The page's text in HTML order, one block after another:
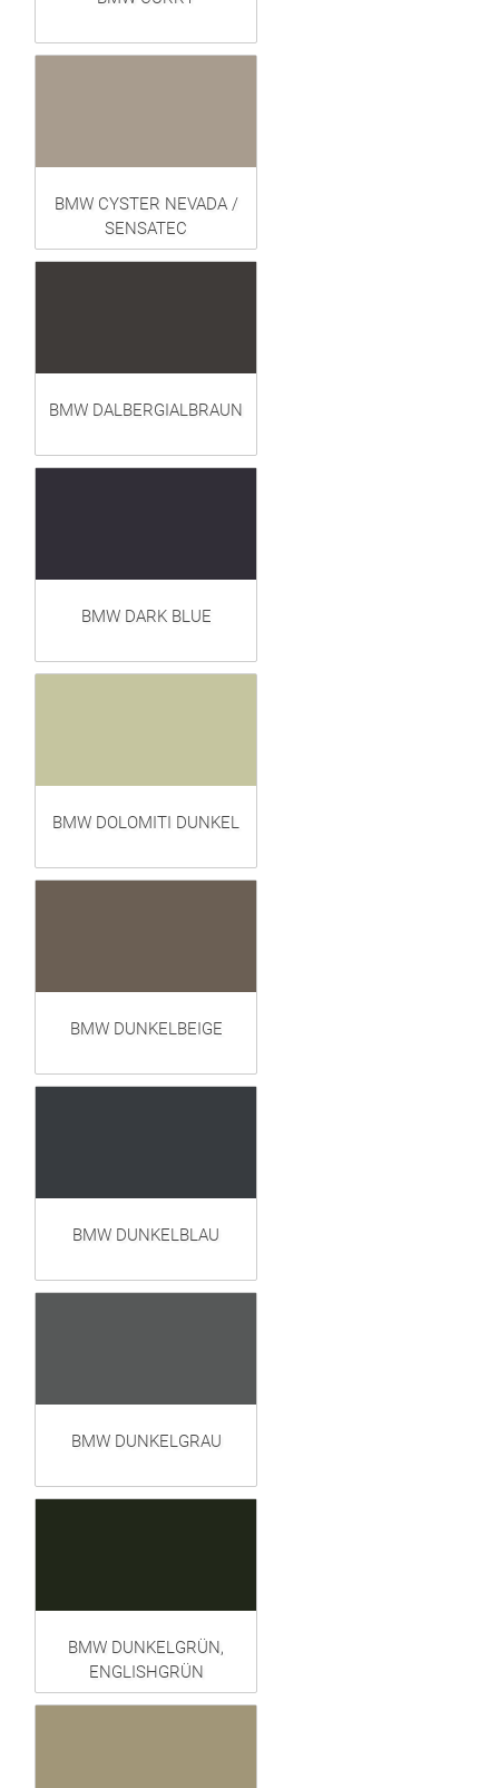
BMW CYSTER NEVADA /
SENSATEC
BMW DALBERGIALBRAUN
BMW DARK BLUE
BMW DOLOMITI DUNKEL
BMW DUNKELBEIGE
BMW DUNKELBLAU
BMW DUNKELGRAU
BMW DUNKELGRÜN,
ENGLISHGRÜN